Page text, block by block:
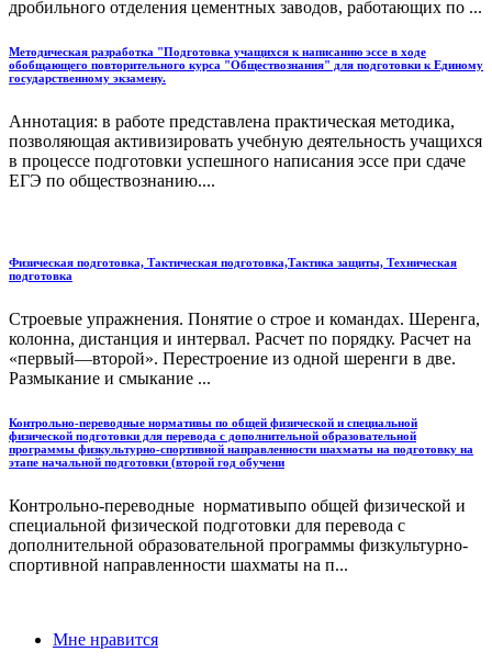
дробильного отделения цементных заводов, работающих по ...
Методическая разработка "Подготовка учащихся к написанию эссе в ходе
обобщающего повторительного курса "Обществознания" для подготовки к Единому
государственному экзамену.
Аннотация: в работе представлена практическая методика,
позволяющая активизировать учебную деятельность учащихся
в процессе подготовки успешного написания эссе при сдаче
ЕГЭ по обществознанию....
Физическая подготовка, Тактическая подготовка,Тактика защиты, Техническая
подготовка
Строевые упражнения. Понятие о строе и командах. Шеренга,
колонна, дистанция и интервал. Расчет по порядку. Расчет на
«первый—второй». Перестроение из одной шеренги в две.
Размыкание и смыкание ...
Контрольно-переводные нормативы по общей физической и специальной
физической подготовки для перевода с дополнительной образовательной
программы физкультурно-спортивной направленности шахматы на подготовку на
этапе начальной подготовки (второй год обучени
Контрольно-переводные нормативыпо общей физической и
специальной физической подготовки для перевода с
дополнительной образовательной программы физкультурно-
спортивной направленности шахматы на п...
Мне нравится